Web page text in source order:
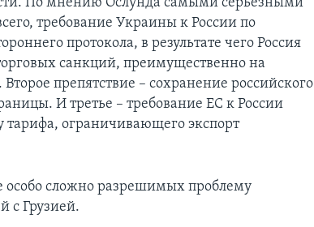
требование Украины к России по
протокола, в результате чего Россия
санкций, преимущественно на
препятствие – сохранение российского
И третье – требование ЕС к России
тарифа, ограничивающего экспорт
особо сложно разрешимых проблему
с Грузией.